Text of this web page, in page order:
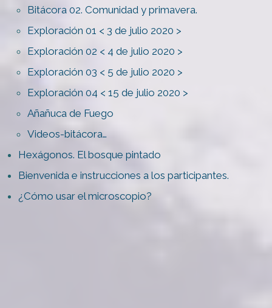
Bitácora 02. Comunidad y primavera.
Exploración 01 < 3 de julio 2020 >
Exploración 02 < 4 de julio 2020 >
Exploración 03 < 5 de julio 2020 >
Exploración 04 < 15 de julio 2020 >
Añañuca de Fuego
Videos-bitácora…
Hexágonos. El bosque pintado
Bienvenida e instrucciones a los participantes.
¿Cómo usar el microscopio?